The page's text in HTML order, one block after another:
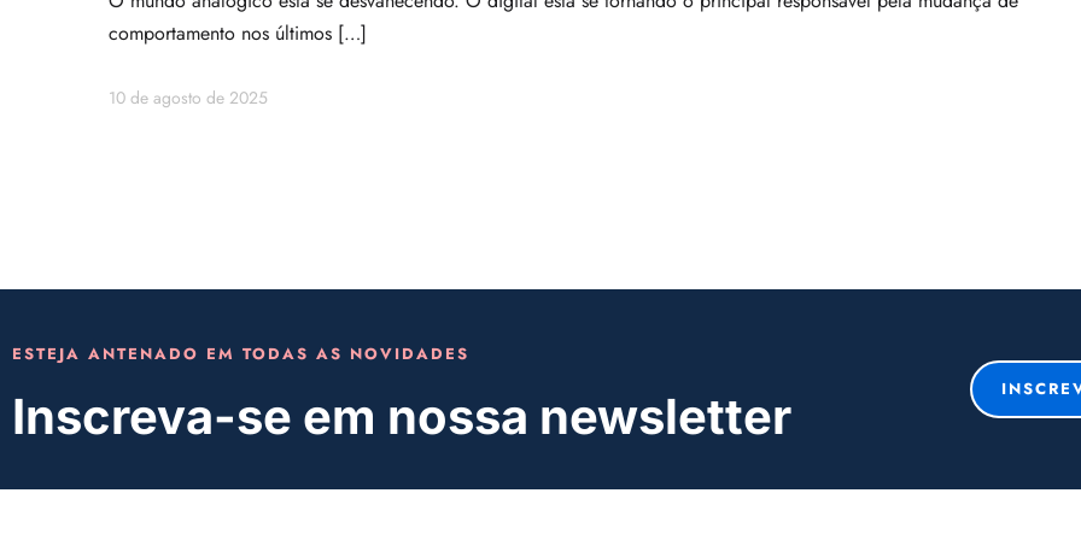
comportamento nos últimos […]
10 de agosto de 2025
ESTEJA ANTENADO EM TODAS AS NOVIDADES
Inscreva-se em nossa newsletter